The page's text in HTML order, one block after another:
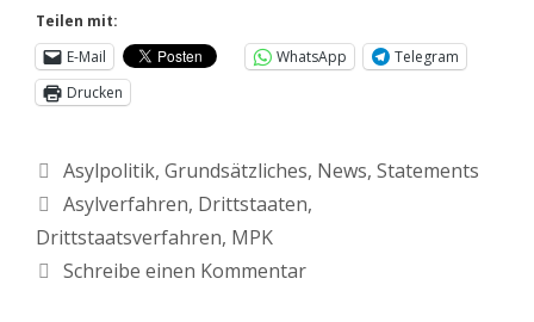
Teilen mit:
E-Mail
WhatsApp
Telegram
Drucken
Asylpolitik, Grundsätzliches, News, Statements
Asylverfahren, Drittstaaten,
Drittstaatsverfahren, MPK
Schreibe einen Kommentar